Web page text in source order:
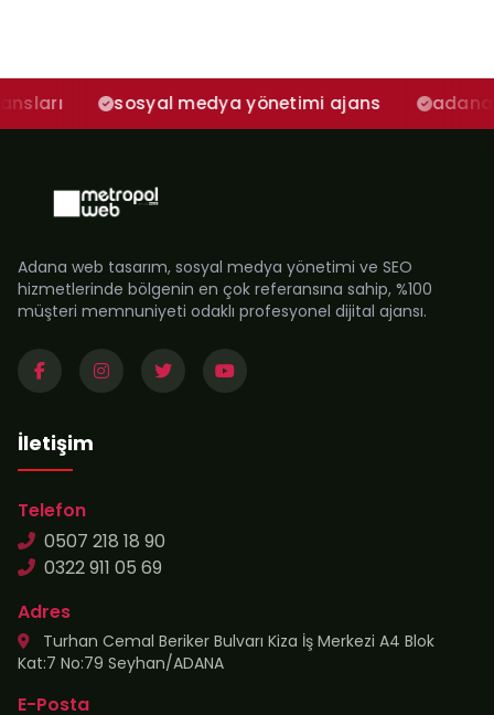
medya yönetimi ajans adana sosyal
Adana web tasarım, sosyal medya yönetimi ve SEO
hizmetlerinde bölgenin en çok referansına sahip, %100
müşteri memnuniyeti odaklı profesyonel dijital ajansı.
İletişim
Telefon
0507 218 18 90
0322 911 05 69
Adres
Turhan Cemal Beriker Bulvarı Kiza İş Merkezi A4 Blok
Kat:7 No:79 Seyhan/ADANA
E-Posta